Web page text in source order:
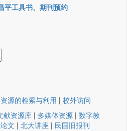
平工具书、期刊预约
源的检索与利用 | 校外访问
献资源库 | 多媒体资源 | 数字教
文 | 北大讲座 | 民国旧报刊